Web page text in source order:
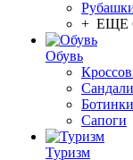
+ ЕЩЕ
Обувь
Ботинки
Сапоги
Туризм